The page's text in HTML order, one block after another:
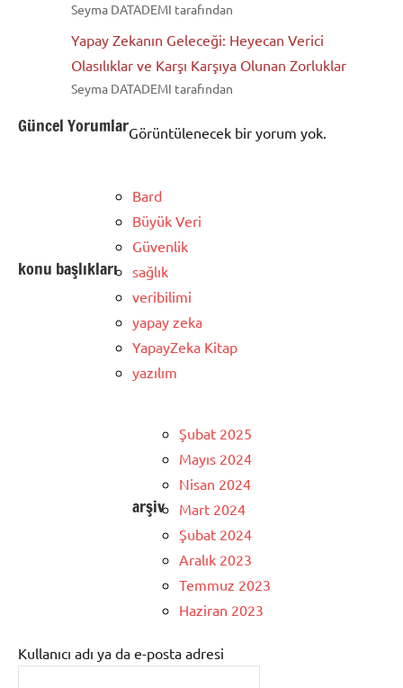
Seyma DATADEMI tarafından
Yapay Zekanın Geleceği: Heyecan Verici
Olasılıklar ve Karşı Karşıya Olunan Zorluklar
Seyma DATADEMI tarafından
Güncel YorumlarGörüntülenecek bir yorum yok.
konu başlıkları
Bard
Büyük Veri
Güvenlik
sağlık
veribilimi
yapay zeka
YapayZeka Kitap
yazılım
arşiv
Şubat 2025
Mayıs 2024
Nisan 2024
Mart 2024
Şubat 2024
Aralık 2023
Temmuz 2023
Haziran 2023
Kullanıcı adı ya da e-posta adresi